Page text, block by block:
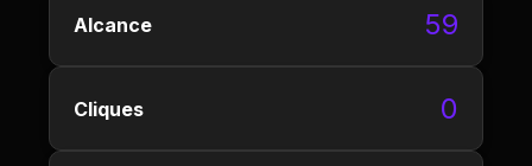
Alcance 59
Cliques 0